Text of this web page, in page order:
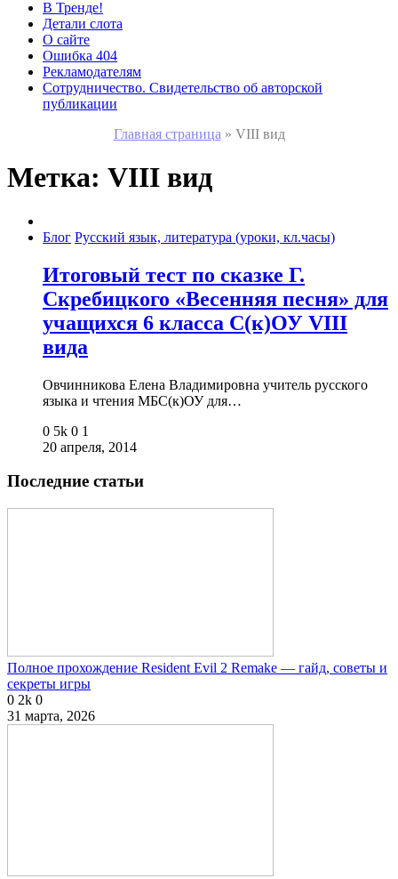
В Тренде!
Детали слота
О сайте
Ошибка 404
Рекламодателям
Сотрудничество. Свидетельство об авторской
публикации
Главная страница » VIII вид
Метка: VIII вид
Блог Русский язык, литература (уроки, кл.часы)
Итоговый тест по сказке Г.
Скребицкого «Весенняя песня» для
учащихся 6 класса С(к)ОУ VIII
вида
Овчинникова Елена Владимировна учитель русского
языка и чтения МБС(к)ОУ для…
0 5k 0 1
20 апреля, 2014
Последние статьи
Полное прохождение Resident Evil 2 Remake — гайд, советы и
секреты игры
0 2k 0
31 марта, 2026